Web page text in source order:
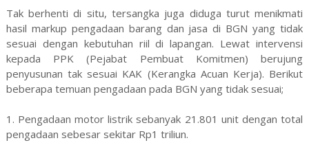
Tak berhenti di situ, tersangka juga diduga turut menikmati
hasil markup pengadaan barang dan jasa di BGN yang tidak
sesuai dengan kebutuhan riil di lapangan. Lewat intervensi
kepada PPK (Pejabat Pembuat Komitmen) berujung
penyusunan tak sesuai KAK (Kerangka Acuan Kerja). Berikut
beberapa temuan pengadaan pada BGN yang tidak sesuai;
1. Pengadaan motor listrik sebanyak 21.801 unit dengan total
pengadaan sebesar sekitar Rp1 triliun.